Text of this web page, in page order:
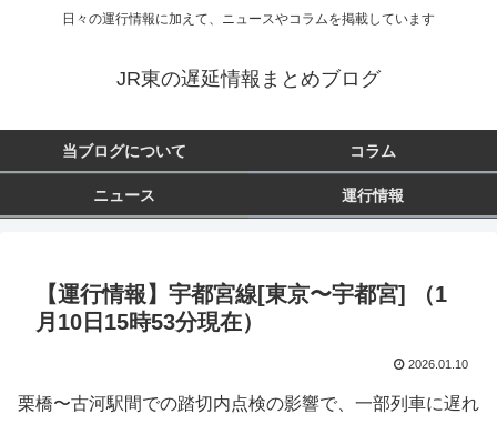
日々の運行情報に加えて、ニュースやコラムを掲載しています
JR東の遅延情報まとめブログ
当ブログについて コラム
ニュース 運行情報
【運行情報】宇都宮線[東京〜宇都宮] （1
月10日15時53分現在）
2026.01.10
栗橋〜古河駅間での踏切内点検の影響で、一部列車に遅れ